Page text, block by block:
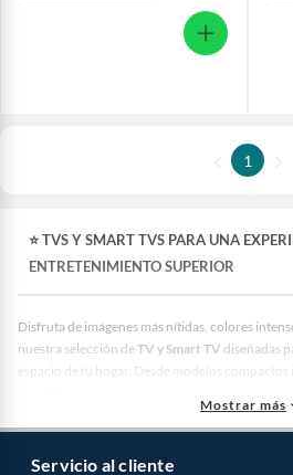
1
⭐ TVS Y SMART TVS PARA UNA
ENTRETENIMIENTO SUPERIOR
Disfruta de imágenes más nítidas, colores
nuestra selección deTV y Smart TV diseñadas
espacio de tu hogar. Desde modelos
la opción perfecta para renovar tu forma de ver
Mostrar más
Servicio al cliente